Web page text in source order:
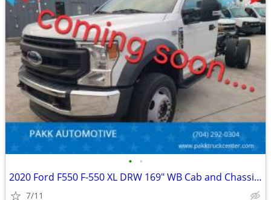
• •
2020 Ford F550 F-550 XL DRW 169" WB Cab and Chassis 4x4 Diesel
7/11